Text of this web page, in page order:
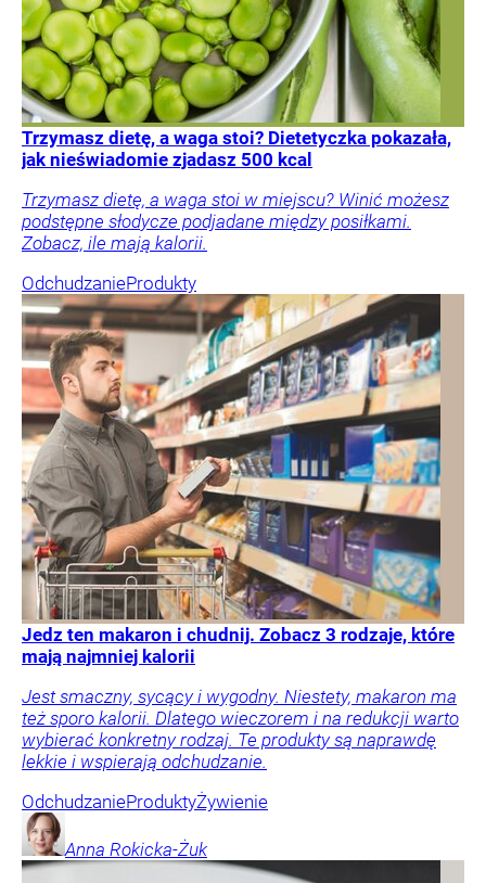
Trzymasz dietę, a waga stoi? Dietetyczka pokazała,
jak nieświadomie zjadasz 500 kcal
Trzymasz dietę, a waga stoi w miejscu? Winić możesz
podstępne słodycze podjadane między posiłkami.
Zobacz, ile mają kalorii.
OdchudzanieProdukty
Jedz ten makaron i chudnij. Zobacz 3 rodzaje, które
mają najmniej kalorii
Jest smaczny, sycący i wygodny. Niestety, makaron ma
też sporo kalorii. Dlatego wieczorem i na redukcji warto
wybierać konkretny rodzaj. Te produkty są naprawdę
lekkie i wspierają odchudzanie.
OdchudzanieProduktyŻywienie
Anna Rokicka-Żuk